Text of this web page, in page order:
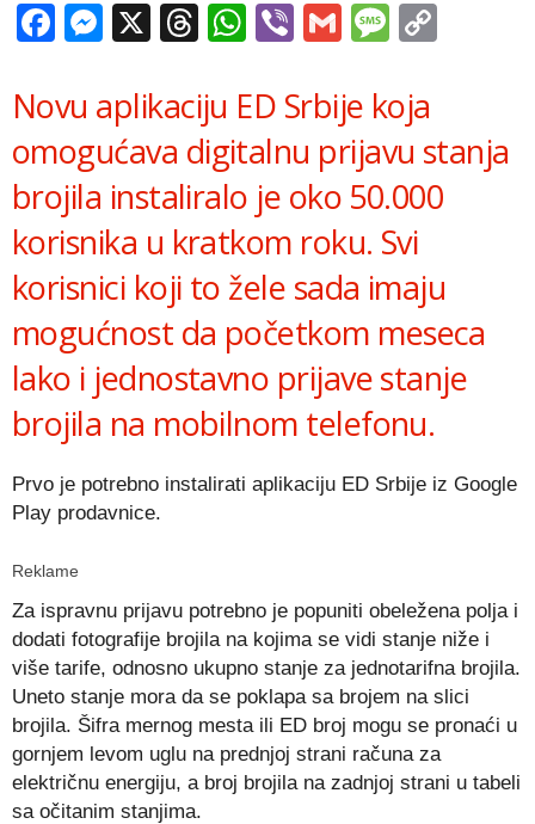
Facebook
Messenger
X Threads
WhatsApp
ViberGmail
Novu aplikaciju ED Srbije koja
omogućava digitalnu prijavu stanja
brojila instaliralo je oko 50.000
korisnika u kratkom roku. Svi
korisnici koji to žele sada imaju
mogućnost da početkom meseca
lako i jednostavno prijave stanje
brojila na mobilnom telefonu.
Prvo je potrebno instalirati aplikaciju ED Srbije iz Google
Play prodavnice.
Reklame
Za ispravnu prijavu potrebno je popuniti obeležena polja i
dodati fotografije brojila na kojima se vidi stanje niže i
više tarife, odnosno ukupno stanje za jednotarifna brojila.
Uneto stanje mora da se poklapa sa brojem na slici
brojila. Šifra mernog mesta ili ED broj mogu se pronaći u
gornjem levom uglu na prednjoj strani računa za
električnu energiju, a broj brojila na zadnjoj strani u tabeli
sa očitanim stanjima.